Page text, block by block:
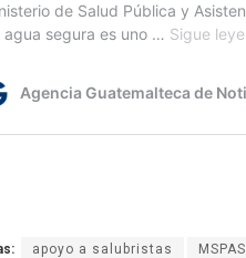
apoyo a salubristas MSPAS